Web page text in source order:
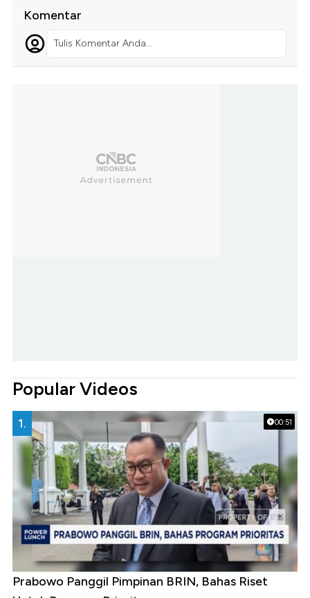
Komentar
Tulis Komentar Anda...
Popular Videos
00:51
1.
Prabowo Panggil Pimpinan BRIN, Bahas Riset